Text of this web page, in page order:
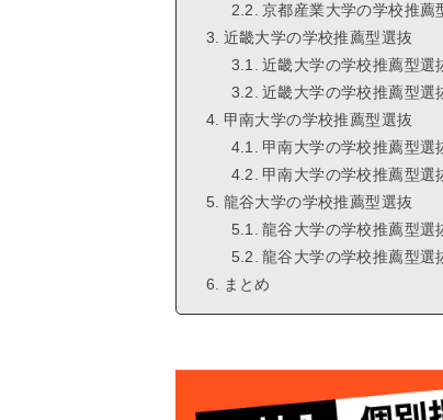
京都産業大学の学校推薦
近畿大学の学校推薦型選抜
近畿大学の学校推薦型選
近畿大学の学校推薦型選
甲南大学の学校推薦型選抜
甲南大学の学校推薦型選
甲南大学の学校推薦型選
龍谷大学の学校推薦型選抜
龍谷大学の学校推薦型選
龍谷大学の学校推薦型選
まとめ